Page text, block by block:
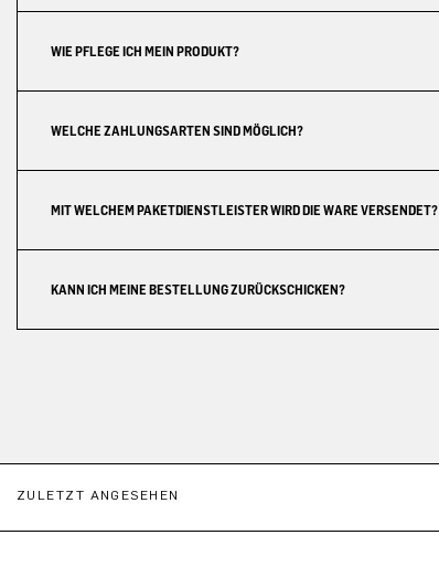
WIE PFLEGE ICH MEIN PRODUKT?
WELCHE ZAHLUNGSARTEN SIND MÖGLICH?
MIT WELCHEM PAKETDIENSTLEISTER WIRD DIE WARE VERSENDET?
KANN ICH MEINE BESTELLUNG ZURÜCKSCHICKEN?
ZULETZT ANGESEHEN